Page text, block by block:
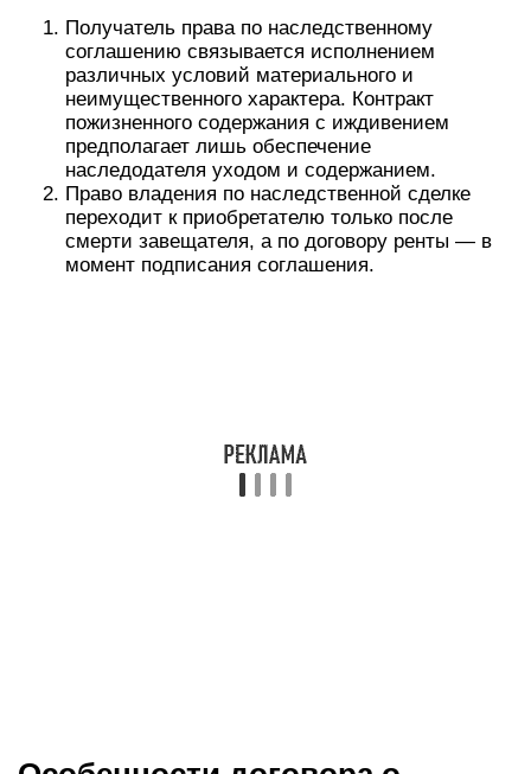
Получатель права по наследственному
соглашению связывается исполнением
различных условий материального и
неимущественного характера. Контракт
пожизненного содержания с иждивением
предполагает лишь обеспечение
наследодателя уходом и содержанием.
Право владения по наследственной сделке
переходит к приобретателю только после
смерти завещателя, а по договору ренты — в
момент подписания соглашения.